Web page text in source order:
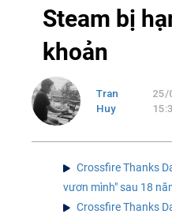
Steam bị
khoản
Tran
Huy
25/
Crossfire Thanks
vươn mình" sau 18
Crossfire Thanks